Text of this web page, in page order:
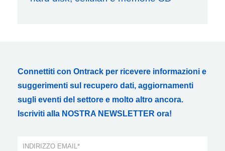
Connettiti con Ontrack per ricevere informazioni e
suggerimenti sul recupero dati, aggiornamenti
sugli eventi del settore e molto altro ancora.
Iscriviti alla NOSTRA NEWSLETTER ora!